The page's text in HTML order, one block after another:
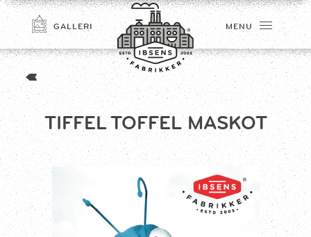
TILMELD
GALLERI MENU
TIFFEL TOFFEL MASKOT